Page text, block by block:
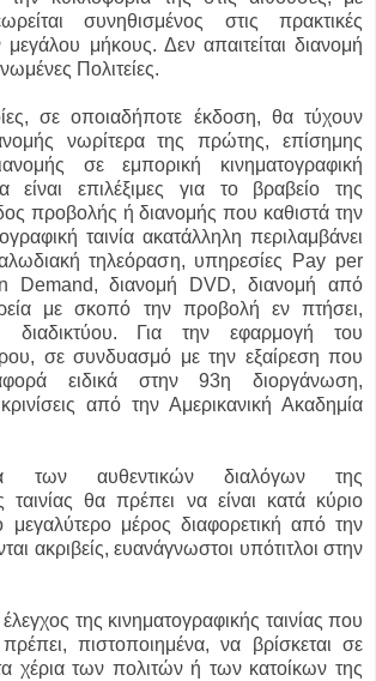
συνηθισμένος στις πρακτικές
μεγάλου μήκους. Δεν απαιτείται διανομή
Πολιτείες.
σε οποιαδήποτε έκδοση, θα τύχουν
νωρίτερα της πρώτης, επίσημης
σε εμπορική κινηματογραφική
επιλέξιμες για το βραβείο της
προβολής ή διανομής που καθιστά την
ταινία ακατάλληλη περιλαμβάνει
τηλεόραση, υπηρεσίες Pay per
διανομή DVD, διανομή από
με σκοπό την προβολή εν πτήσει,
διαδικτύου. Για την εφαρμογή του
σε συνδυασμό με την εξαίρεση που
ειδικά στην 93η διοργάνωση,
από την Αμερικανική Ακαδημία
αυθεντικών διαλόγων της
ταινίας θα πρέπει να είναι κατά κύριο
μεγαλύτερο μέρος διαφορετική από την
ακριβείς, ευανάγνωστοι υπότιτλοι στην
της κινηματογραφικής ταινίας που
πιστοποιημένα, να βρίσκεται σε
χέρια των πολιτών ή των κατοίκων της